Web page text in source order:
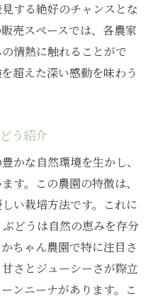
化を味わう
新提案
うのワークショップ
どうの一日
める想い
品質の高さ
々の努力
すぶどう作り
の工夫と努力
者の夢
大分県のぶどうフェア
する絶好のチャンスとな
売スペースでは、各農家
情熱に触れることがで
超えた深い感動を味わう
う紹介
かな自然環境を生かし、
す。この農園の特徴は、
い栽培方法です。これに
どうは自然の恵みを存分
ちゃん農園で特に注目さ
さとジューシーさが際立
ンニーナがあります。こ